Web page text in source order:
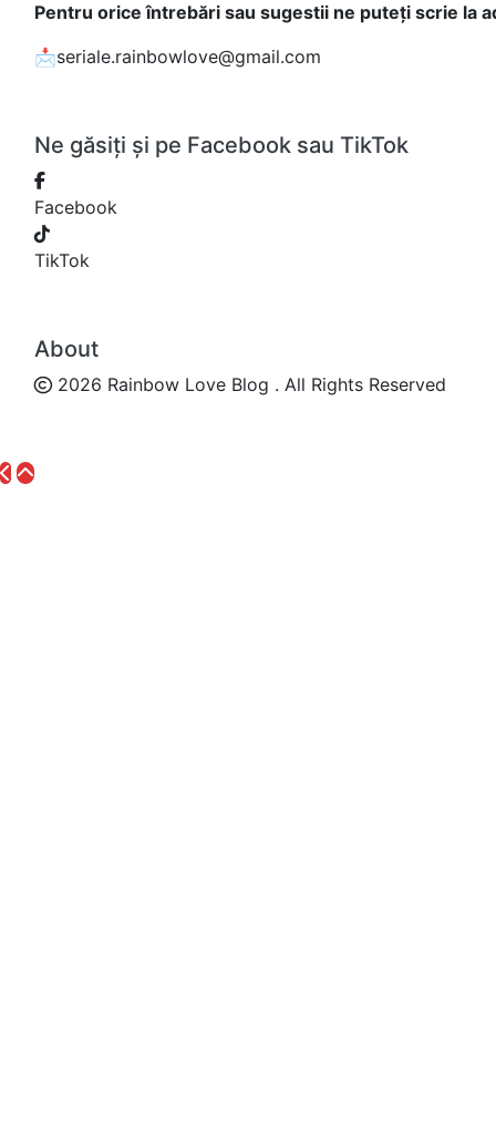
Pentru orice întrebări sau sugestii ne puteți scrie la
📩seriale.rainbowlove@gmail.com
Ne găsiți și pe Facebook sau TikTok
Facebook
TikTok
About
2026 Rainbow Love Blog . All Rights Reserved